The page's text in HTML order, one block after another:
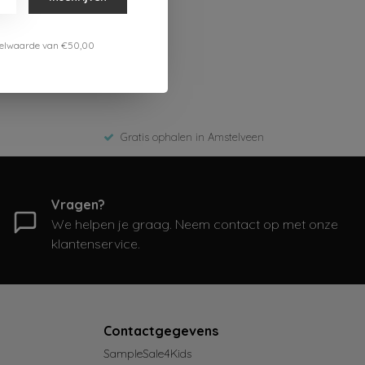
Gratis ophalen in Amstelveen
Vragen?
We helpen je graag. Neem contact op met onze
klantenservice.
Contactgegevens
SampleSale4Kids
van €50,00